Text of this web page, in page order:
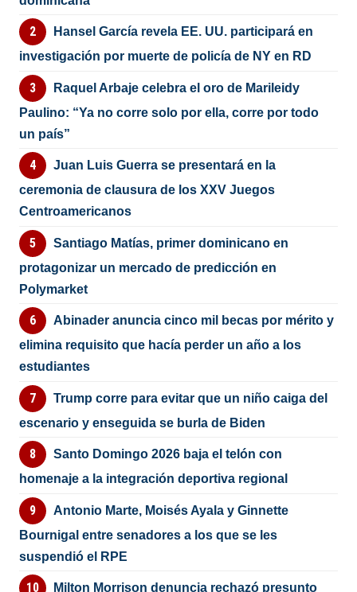
Hansel García revela EE. UU. participará en
investigación por muerte de policía de NY en RD
Raquel Arbaje celebra el oro de Marileidy
Paulino: “Ya no corre solo por ella, corre por todo
un país”
Juan Luis Guerra se presentará en la
ceremonia de clausura de los XXV Juegos
Centroamericanos
Santiago Matías, primer dominicano en
protagonizar un mercado de predicción en
Polymarket
Abinader anuncia cinco mil becas por mérito y
elimina requisito que hacía perder un año a los
estudiantes
Trump corre para evitar que un niño caiga del
escenario y enseguida se burla de Biden
Santo Domingo 2026 baja el telón con
homenaje a la integración deportiva regional
Antonio Marte, Moisés Ayala y Ginnette
Bournigal entre senadores a los que se les
suspendió el RPE
Milton Morrison denuncia rechazó presunto